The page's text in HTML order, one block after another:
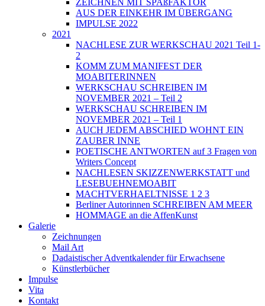
ZEICHNEN MIT SPAßFAKTOR
AUS DER EINKEHR IM ÜBERGANG
IMPULSE 2022
2021
NACHLESE ZUR WERKSCHAU 2021 Teil 1-
2
KOMM ZUM MANIFEST DER
MOABITERINNEN
WERKSCHAU SCHREIBEN IM
NOVEMBER 2021 – Teil 2
WERKSCHAU SCHREIBEN IM
NOVEMBER 2021 – Teil 1
AUCH JEDEM ABSCHIED WOHNT EIN
ZAUBER INNE
POETISCHE ANTWORTEN auf 3 Fragen von
Writers Concept
NACHLESEN SKIZZENWERKSTATT und
LESEBUEHNEMOABIT
MACHTVERHAELTNISSE 1 2 3
Berliner Autorinnen SCHREIBEN AM MEER
HOMMAGE an die AffenKunst
Galerie
Zeichnungen
Mail Art
Dadaistischer Adventkalender für Erwachsene
Künstlerbücher
Impulse
Vita
Kontakt